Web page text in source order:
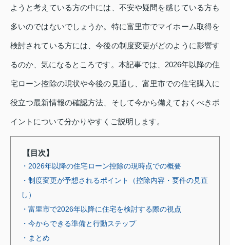
ようと考えている方の中には、不安や疑問を感じている方も
多いのではないでしょうか。特に富里市でマイホーム取得を
検討されている方には、今後の制度変更がどのように影響す
るのか、気になるところです。本記事では、2026年以降の住
宅ローン控除の現状や今後の見通し、富里市での住宅購入に
役立つ最新情報の確認方法、そして今から備えておくべきポ
イントについて分かりやすくご説明します。
【目次】
・2026年以降の住宅ローン控除の現時点での概要
・制度変更が予想されるポイント（控除内容・要件の見直
し）
・富里市で2026年以降に住宅を検討する際の視点
・今からできる準備と行動ステップ
・まとめ